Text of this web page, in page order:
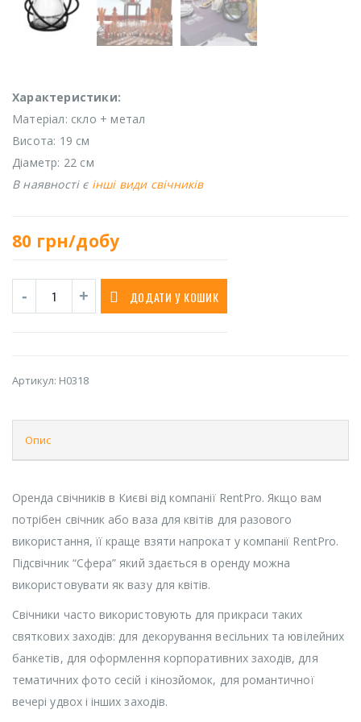
Характеристики:
Матеріал: скло + метал
Висота: 19 см
Діаметр: 22 см
В наявності є інші види свічників
80 грн/добу
ДОДАТИ У КОШИК
Артикул: H0318
Опис
Оренда свічників в Києві від компанії RentPro. Якщо вам
потрібен свічник або ваза для квітів для разового
використання, її краще взяти напрокат у компанії RentPro.
Підсвічник “Сфера” який здається в оренду можна
використовувати як вазу для квітів.
Свічники часто використовують для прикраси таких
святкових заходів: для декорування весільних та ювілейних
банкетів, для оформлення корпоративних заходів, для
тематичних фото сесій і кінозйомок, для романтичної
вечері удвох і інших заходів.